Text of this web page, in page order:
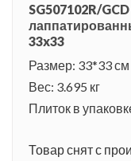
SG507102R/
33x33
Размер: 33*33 см
Вес: 3.695 кг
Плиток в
Товар снят с